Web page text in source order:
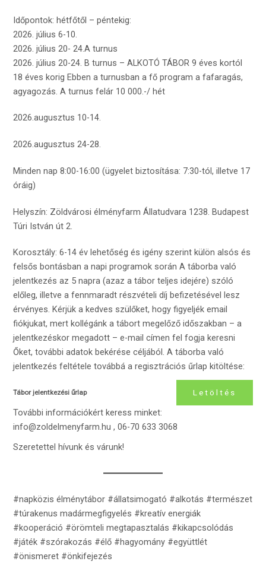
Időpontok: hétfőtől – péntekig:
2026. július 6-10.
2026. július 20- 24.A turnus
2026. július 20-24. B turnus – ALKOTÓ TÁBOR 9 éves kortól
18 éves korig Ebben a turnusban a fő program a fafaragás,
agyagozás. A turnus felár 10 000.-/ hét
2026.augusztus 10-14.
2026.augusztus 24-28.
Minden nap 8:00-16:00 (ügyelet biztosítása: 7:30-tól, illetve 17
óráig)
Helyszín: Zöldvárosi élményfarm Állatudvara 1238. Budapest
Túri István út 2.
Korosztály: 6-14 év lehetőség és igény szerint külön alsós és
felsős bontásban a napi programok során A táborba való
jelentkezés az 5 napra (azaz a tábor teljes idejére) szóló
előleg, illetve a fennmaradt részvételi díj befizetésével lesz
érvényes. Kérjük a kedves szülőket, hogy figyeljék email
fiókjukat, mert kollégánk a tábort megelőző időszakban – a
jelentkezéskor megadott – e-mail címen fel fogja keresni
Őket, további adatok bekérése céljából. A táborba való
jelentkezés feltétele továbbá a regisztrációs űrlap kitöltése:
Tábor jelentkezési űrlap Letöltés
További információkért keress minket:
info@zoldelmenyfarm.hu , 06-70 633 3068
Szeretettel hívunk és várunk!
#napközis élménytábor #állatsimogató #alkotás #természet
#túrakenus madármegfigyelés #kreatív energiák
#kooperáció #örömteli megtapasztalás #kikapcsolódás
#játék #szórakozás #élő #hagyomány #együttlét
#önismeret #önkifejezés